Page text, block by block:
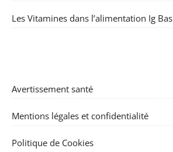
Les Vitamines dans l’alimentation Ig Bas
Avertissement santé
Mentions légales et confidentialité
Politique de Cookies